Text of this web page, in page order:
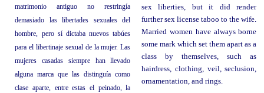
matrimonio antiguo no restringía
demasiado las libertades sexuales del
hombre, pero sí dictaba nuevos tabúes
para el libertinaje sexual de la mujer. Las
mujeres casadas siempre han llevado
alguna marca que las distinguía como
clase aparte, entre estas el peinado, la
sex liberties, but it did render
further sex license taboo to the wife.
Married women have always borne
some mark which set them apart as a
class by themselves, such as
hairdress, clothing, veil, seclusion,
ornamentation, and rings.